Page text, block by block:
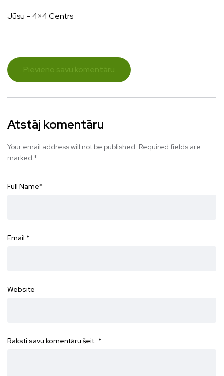
Jūsu – 4×4 Centrs
Pievieno savu komentāru
Atstāj komentāru
Your email address will not be published. Required fields are
marked *
Full Name*
Email *
Website
Raksti savu komentāru šeit...*